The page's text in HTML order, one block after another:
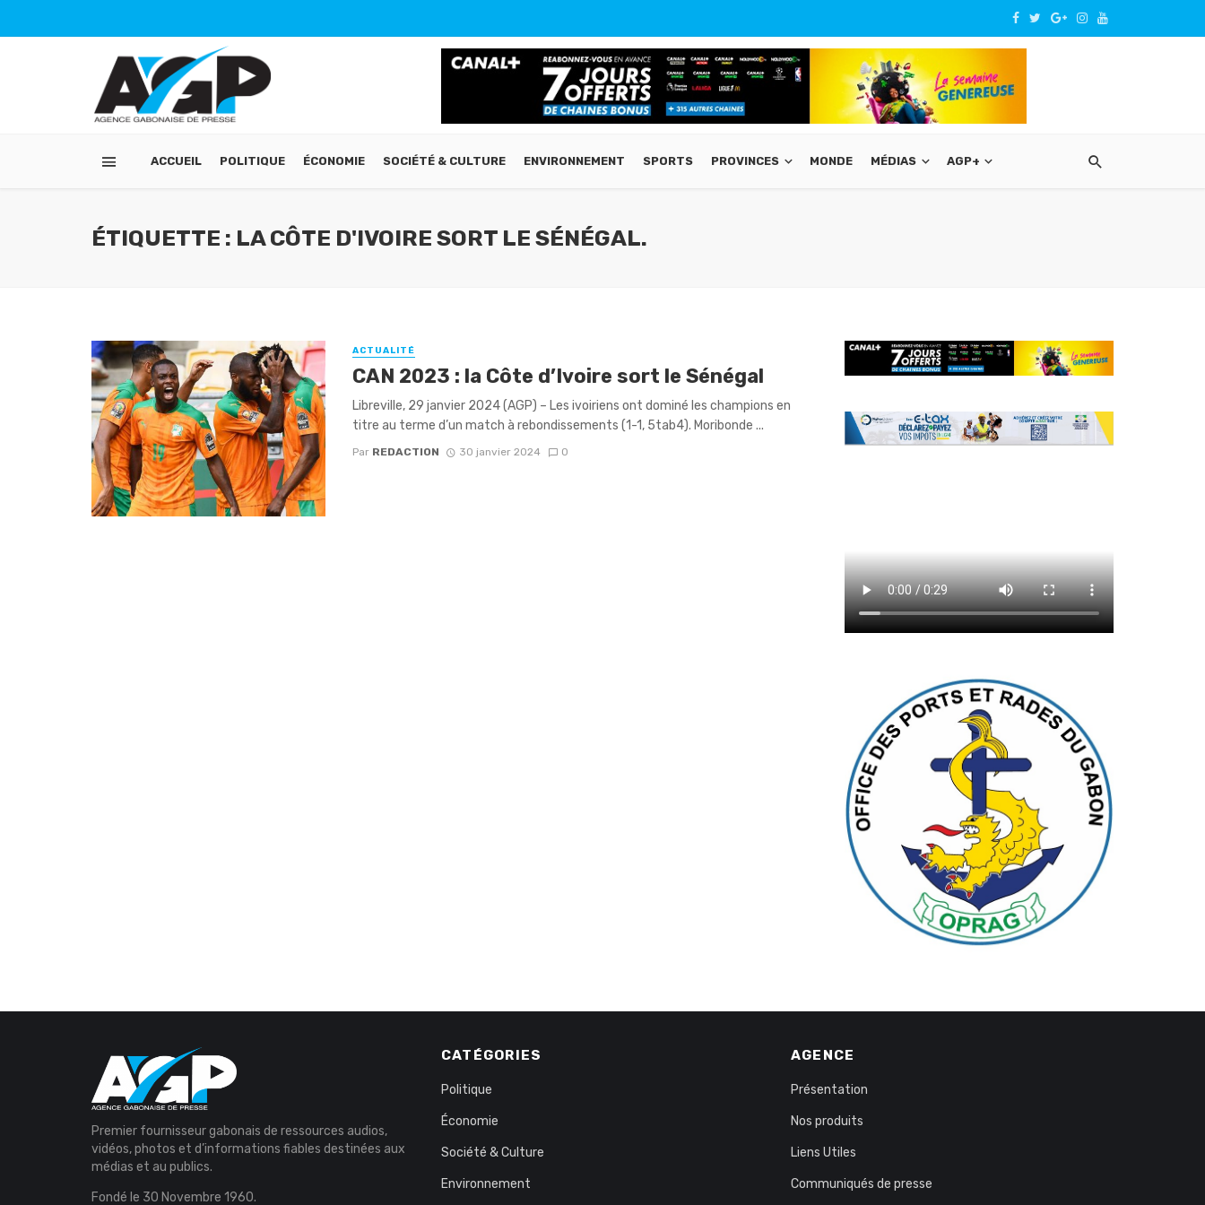
ACCUEIL POLITIQUE ÉCONOMIE SOCIÉTÉ & CULTURE ENVIRONNEMENT SPORTS PROVINCES MONDE MÉDIAS AGP+
ÉTIQUETTE : LA CÔTE D'IVOIRE SORT LE SÉNÉGAL.
ACTUALITÉ
CAN 2023 : la Côte d’Ivoire sort le Sénégal
Libreville, 29 janvier 2024 (AGP) – Les ivoiriens ont dominé les champions en
titre au terme d’un match à rebondissements (1-1, 5tab4). Moribonde ...
Par REDACTION 30 janvier 2024 0
Premier fournisseur gabonais de ressources audios,
vidéos, photos et d’informations fiables destinées aux
médias et au publics.
Fondé le 30 Novembre 1960.
CATÉGORIES
Politique
Économie
Société & Culture
Environnement
AGENCE
Présentation
Nos produits
Liens Utiles
Communiqués de presse